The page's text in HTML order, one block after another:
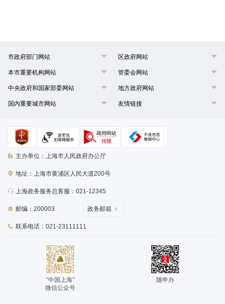
市政府部门网站 区政府网站
本市重要机构网站 管委会网站
中央政府和国家部委网站 地方政府网站
国内重要城市网站 友情链接
主办单位：上海市人民政府办公厅
地址：上海市黄浦区人民大道200号
上海政务服务总客服：021-12345
邮编：200003
联系电话：021-23111111
政务邮箱
“中国上海”
微信公众号
随申办